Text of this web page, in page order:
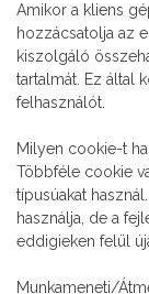
Amikor a kliens
hozzácsatolja az
kiszolgáló
tartalmát. Ez által
felhasználót.
Milyen cookie-t
Többféle cookie
típusúakat
használja, de a
eddigieken felül
Munkameneti/